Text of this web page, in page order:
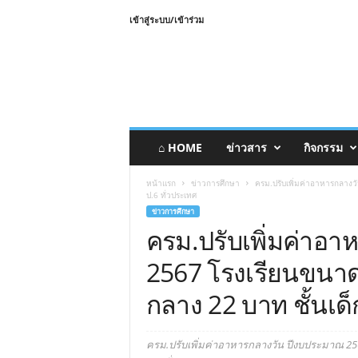
เข้าสู่ระบบ/เข้าร่วม
⌂ HOME ข่าวสาร กิจกรรม
หน้าแรก ข่าวการศึกษา
ครม.ปรับเพิ่มค่าอาหารกลาง
ป.6 ทั่วประเทศ
ข่าวการศึกษา
ครม.ปรับเพิ่มค่าอา
2567 โรงเรียนขน
กลาง 22 บาท ชั้นเ
ครม.ปรับเพิ่มค่าอาหารกลางวัน ปีงบประมาณ